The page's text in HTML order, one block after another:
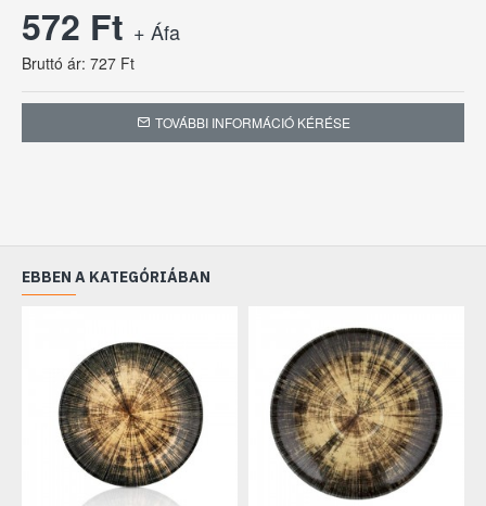
572 Ft + Áfa
Bruttó ár: 727 Ft
TOVÁBBI INFORMÁCIÓ KÉRÉSE
EBBEN A KATEGÓRIÁBAN